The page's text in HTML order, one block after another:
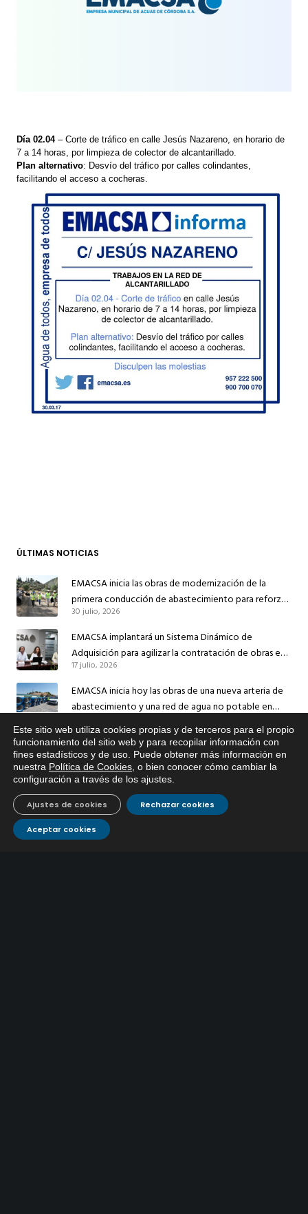
Día 02.04– Corte de tráfico en calle Jesús Nazareno, en horario de
7 a 14 horas, por limpieza de colector de alcantarillado.
Plan alternativo: Desvío del tráfico por calles colindantes,
facilitando el acceso a cocheras.
ÚLTIMAS NOTICIAS
EMACSA inicia las obras de modernización de la
primera conducción de abastecimiento para reforzar
el suministro de agua de Córdoba
30 julio, 2026
EMACSA implantará un Sistema Dinámico de
Adquisición para agilizar la contratación de obras en
sus redes e instalaciones
17 julio, 2026
EMACSA inicia hoy las obras de una nueva arteria de
abastecimiento y una red de agua no potable en
Caracterización ZA Córdoba Red Quemadas- 1ª Sem
2026
9 julio, 2026
Caracterización ZA Córdoba Red Carrera Caballo-1º
Sem 2026
9 julio, 2026
Este sitio web utiliza cookies propias y de terceros para el propio
funcionamiento del sitio web y para recopilar información con
fines estadísticos y de uso. Puede obtener más información en
nuestra Política de Cookies , o bien conocer cómo cambiar la
configuración a través de los ajustes
Aceptar cookies
Rechazar cookies
Ajustes de cookies
Si tiene cualquier duda sobre
EMACSA, haga click abajo.